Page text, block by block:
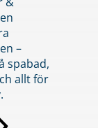
–
spabad,
allt för